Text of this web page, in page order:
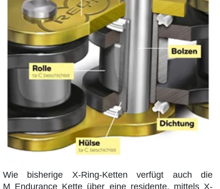
Wie bisherige X-Ring-Ketten verfügt auch die
M Endurance Kette über eine residente, mittels X-